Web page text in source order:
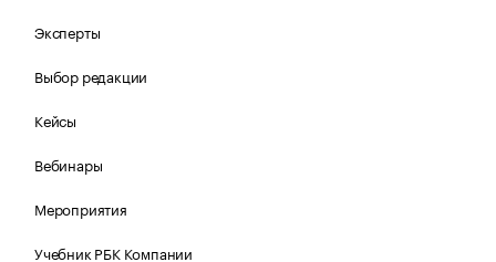
Эксперты
Выбор редакции
Кейсы
Вебинары
Мероприятия
Учебник РБК Компании